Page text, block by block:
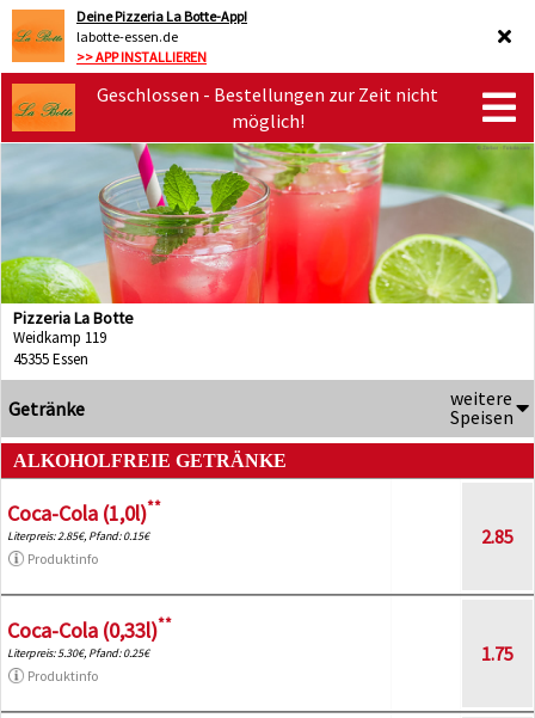
Deine Pizzeria La Botte-App!
labotte-essen.de
>> APP INSTALLIEREN
Geschlossen - Bestellungen zur Zeit nicht
möglich!
Pizzeria La Botte
Weidkamp 119
45355 Essen
Getränke
weitere
Speisen
ALKOHOLFREIE GETRÄNKE
Coca-Cola (1,0l)**
Literpreis: 2.85€, Pfand: 0.15€
Produktinfo
2.85
Coca-Cola (0,33l)**
Literpreis: 5.30€, Pfand: 0.25€
Produktinfo
1.75